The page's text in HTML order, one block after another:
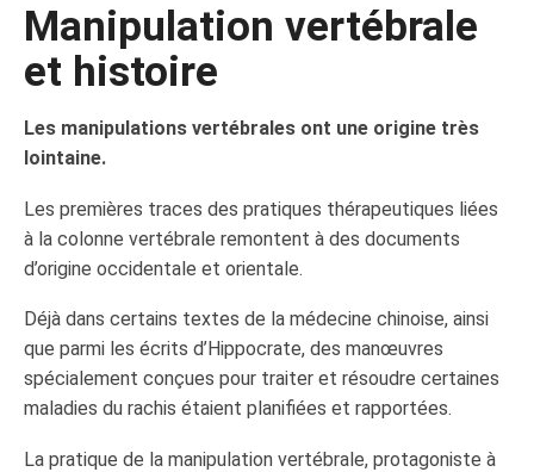
Manipulation vertébrale
et histoire
Les manipulations vertébrales ont une origine très
lointaine.
Les premières traces des pratiques thérapeutiques liées
à la colonne vertébrale remontent à des documents
d’origine occidentale et orientale.
Déjà dans certains textes de la médecine chinoise, ainsi
que parmi les écrits d’Hippocrate, des manœuvres
spécialement conçues pour traiter et résoudre certaines
maladies du rachis étaient planifiées et rapportées.
La pratique de la manipulation vertébrale, protagoniste à